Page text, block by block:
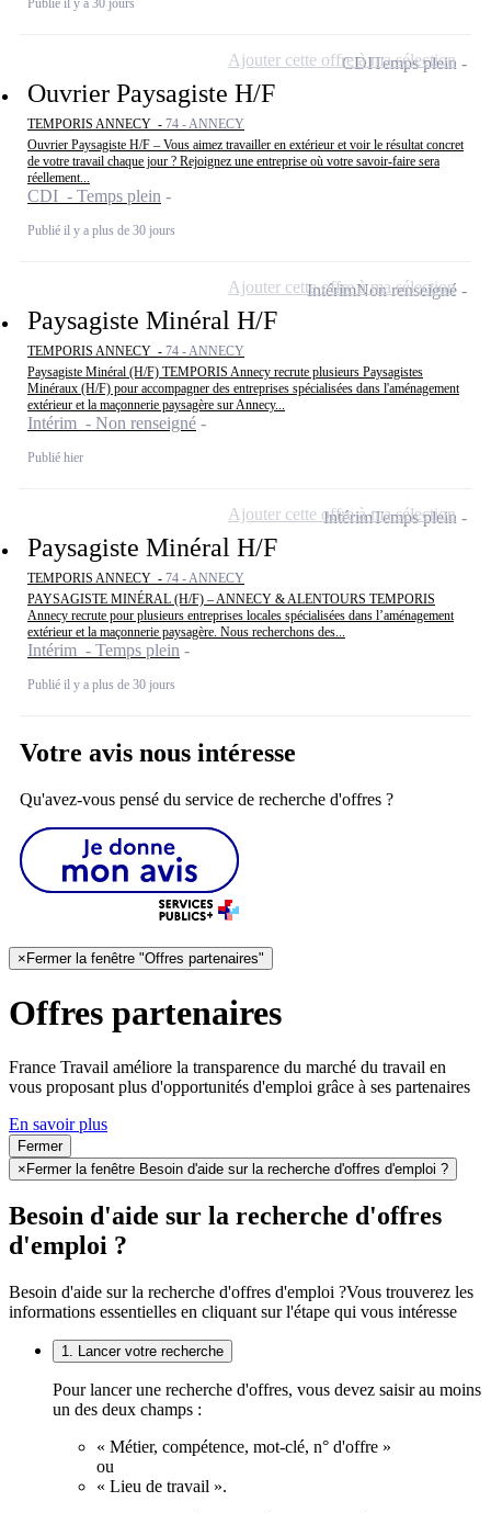
Publié il y a 30 jours
Ouvrier Paysagiste H/F
TEMPORIS ANNECY - 74 - ANNECY
Ouvrier Paysagiste H/F – Vous aimez travailler en extérieur et voir le résultat concret
de votre travail chaque jour ? Rejoignez une entreprise où votre savoir-faire sera
réellement...
CDI - Temps plein
Publié il y a plus de 30 jours
CDITemps plein
Ajouter cette offre à ma sélection
Paysagiste Minéral H/F
TEMPORIS ANNECY - 74 - ANNECY
Paysagiste Minéral (H/F) TEMPORIS Annecy recrute plusieurs Paysagistes
Minéraux (H/F) pour accompagner des entreprises spécialisées dans l'aménagement
extérieur et la maçonnerie paysagère sur Annecy...
Intérim - Non renseigné
Publié hier
IntérimNon renseigné
Ajouter cette offre à ma sélection
Paysagiste Minéral H/F
TEMPORIS ANNECY - 74 - ANNECY
PAYSAGISTE MINÉRAL (H/F) – ANNECY & ALENTOURS TEMPORIS
Annecy recrute pour plusieurs entreprises locales spécialisées dans l’aménagement
extérieur et la maçonnerie paysagère. Nous recherchons des...
Intérim - Temps plein
Publié il y a plus de 30 jours
IntérimTemps plein
Ajouter cette offre à ma sélection
Votre avis nous intéresse
Qu'avez-vous pensé du service de recherche d'offres ?
×Fermer la fenêtre "Offres partenaires"
Offres partenaires
France Travail améliore la transparence du marché du travail en
vous proposant plus d'opportunités d'emploi grâce à ses partenaires
En savoir plus
Fermer
×Fermer la fenêtre Besoin d'aide sur la recherche d'offres d'emploi ?
Besoin d'aide sur la recherche d'offres
d'emploi ?
Besoin d'aide sur la recherche d'offres d'emploi ?Vous trouverez les
informations essentielles en cliquant sur l'étape qui vous intéresse
1. Lancer votre recherche
Pour lancer une recherche d'offres, vous devez saisir au moins
un des deux champs :
« Métier, compétence, mot-clé, n° d'offre »
ou
« Lieu de travail ».